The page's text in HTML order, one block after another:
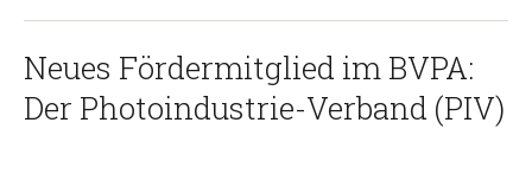
Neues Fördermitglied im BVPA:
Der Photoindustrie-Verband (PIV)